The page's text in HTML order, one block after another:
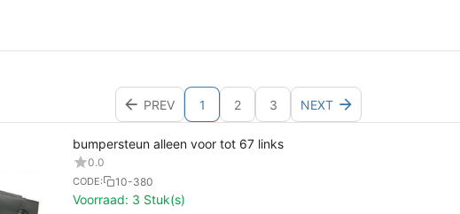
PREV 1 2 3 NEXT
bumpersteun alleen voor tot 67 links
0.0
CODE: 10-380
Voorraad: 3 Stuk(s)